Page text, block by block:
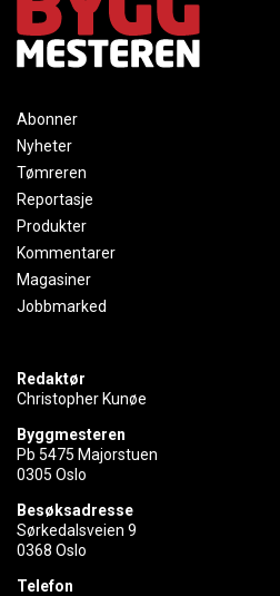
Abonner
Nyheter
Tømreren
Reportasje
Produkter
Kommentarer
Magasiner
Jobbmarked
Redaktør
Christopher Kunøe
Byggmesteren
Pb 5475 Majorstuen
0305 Oslo
Besøksadresse
Sørkedalsveien 9
0368 Oslo
Telefon